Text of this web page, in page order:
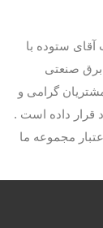
ستوده با
صنعتی
گرامی و
داده است .
مجموعه ما